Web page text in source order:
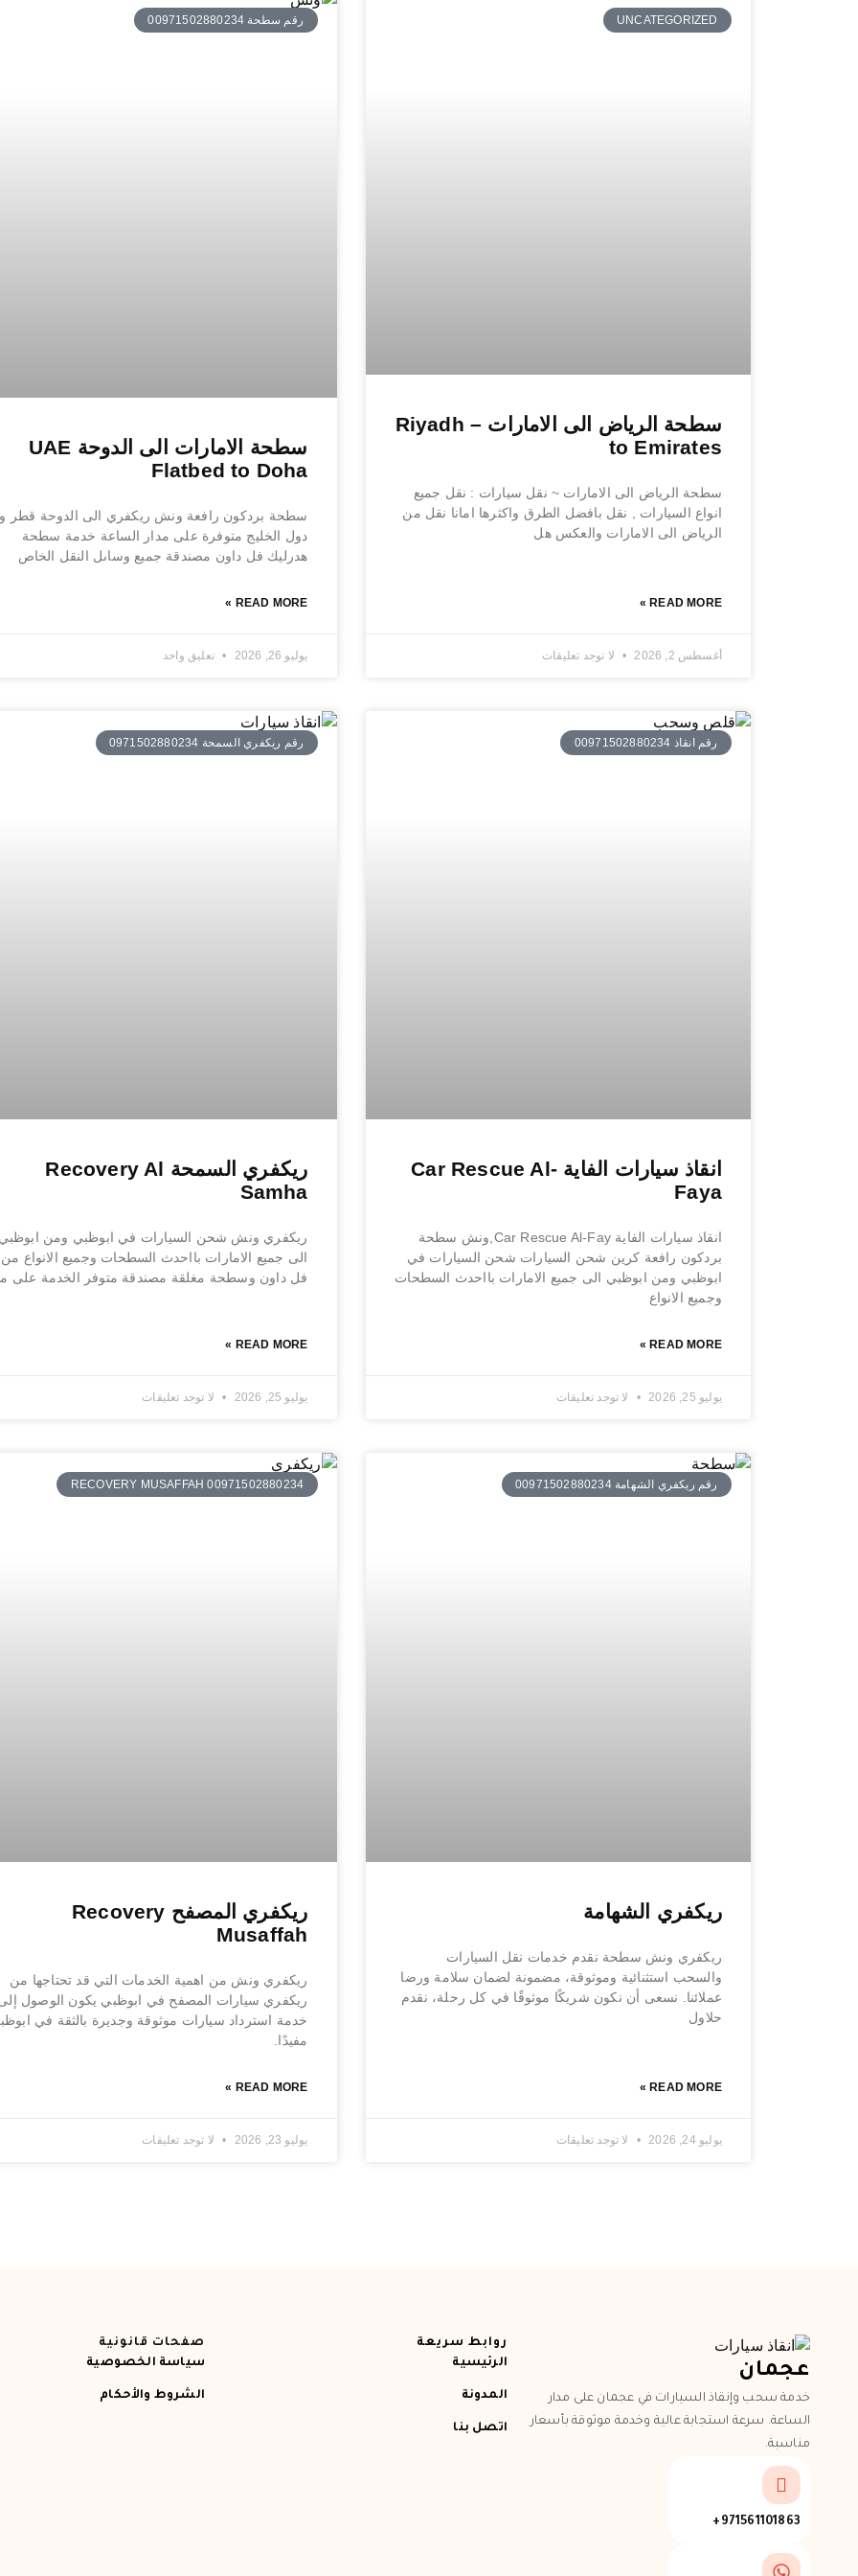
UNCATEGORIZED
سطحة الرياض الى الامارات – Riyadh
to Emirates
سطحة الرياض الى الامارات ~ نقل سيارات : نقل جميع
انواع السيارات , نقل بافضل الطرق واكثرها امانا نقل من
الرياض الى الامارات والعكس هل
READ MORE »
أغسطس 2, 2026 لا توجد تعليقات
رقم سطحة 00971502880234
سطحة الامارات الى الدوحة UAE
Flatbed to Doha
سطحة بردكون رافعة ونش ريكفري الى الدوحة قطر
دول الخليج متوفرة على مدار الساعة خدمة سطحة
هدرليك فل داون مصندقة جميع وساىل النقل الخاص
READ MORE »
يوليو 26, 2026 تعليق واحد
رقم انقاذ 00971502880234
انقاذ سيارات الفاية Car Rescue Al-
Faya
انقاذ سيارات الفاية Car Rescue Al-Fay,ونش سطحة
بردكون رافعة كرين شحن السيارات شحن السيارات في
ابوظبي ومن ابوظبي الى جميع الامارات بااحدث السطحات
وجميع الانواع
READ MORE »
يوليو 25, 2026 لا توجد تعليقات
رقم ريكفري السمحة 0971502880234
ريكفري السمحة Recovery Al
Samha
ريكفري ونش شحن السيارات في ابوظبي ومن
الى جميع الامارات بااحدث السطحات وجميع الانواع من
فل داون وسطحة مغلقة مصندقة متوفر الخدمة على
READ MORE »
يوليو 25, 2026 لا توجد تعليقات
رقم ريكفري الشهامة 00971502880234
ريكفري الشهامة
ريكفري ونش سطحة نقدم خدمات نقل السيارات
والسحب استثنائية وموثوقة، مضمونة لضمان سلامة ورضا
عملائنا. نسعى أن نكون شريكًا موثوقًا في كل رحلة، نقدم
حلاول
READ MORE »
يوليو 24, 2026 لا توجد تعليقات
RECOVERY MUSAFFAH 00971502880234
ريكفري المصفح Recovery
Musaffah
ريكفري ونش من اهمية الخدمات التي قد تحتاجها من
ريكفري سيارات المصفح في ابوظبي يكون الوصول
خدمة استرداد سيارات موثوقة وجديرة بالثقة في
مفيدًا.
READ MORE »
يوليو 23, 2026 لا توجد تعليقات
عجمان
خدمة سحب وإنقاذ السيارات في عجمان على مدار
الساعة. سرعة استجابة عالية وخدمة موثوقة بأسعار
مناسبة.
971561101863+
روابط سريعة
الرئيسية
المدونة
اتصل بنا
صفحات قانونية
سياسة الخصوصية
الشروط والأحكام